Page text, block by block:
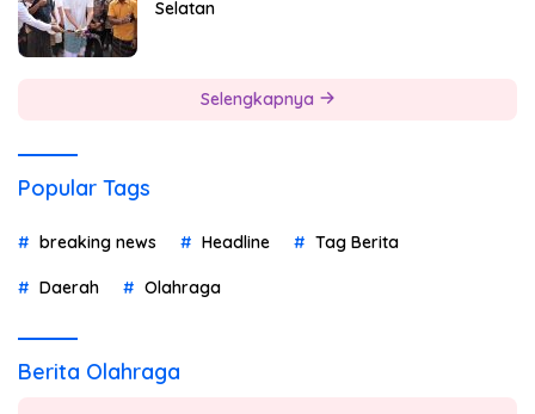
Selatan
Selengkapnya
Popular Tags
breaking news Headline Tag Berita
Daerah Olahraga
Berita Olahraga